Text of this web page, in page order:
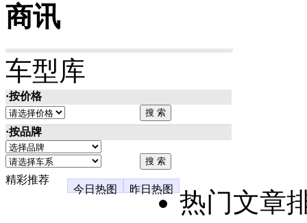
商讯
车型库
·按价格
·按品牌
精彩推荐
今日热图
昨日热图
热门文章